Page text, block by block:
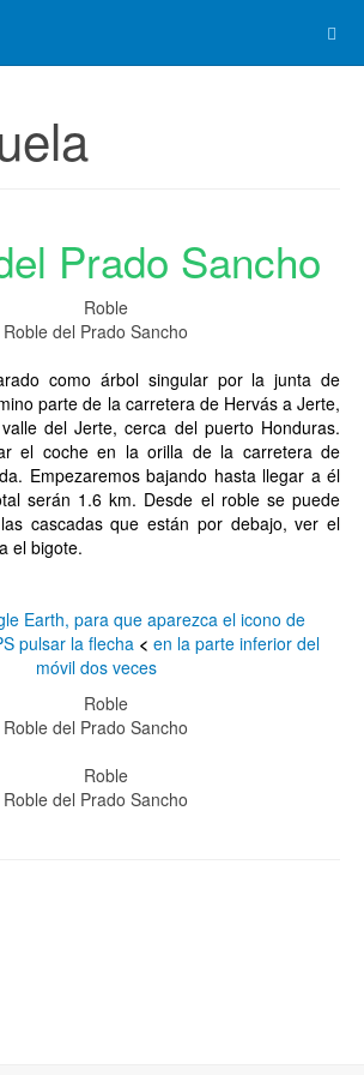
Prado Sancho
Roble del Prado Sancho
como árbol singular por la junta de
parte de la carretera de Hervás a Jerte,
del Jerte, cerca del puerto Honduras.
el coche en la orilla de la carretera de
Empezaremos bajando hasta llegar a él
serán 1.6 km. Desde el roble se puede
cascadas que están por debajo, ver el
el bigote.
Earth, para que aparezca el icono de
pulsar la flecha < en la parte inferior del
móvil dos veces
Roble del Prado Sancho
Roble del Prado Sancho
el Bigote